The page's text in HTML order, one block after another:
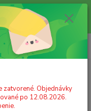
máme zatvorené.
po 12.08.2026.
za0,00 EUR
Objednávky
po 12.08.2026.